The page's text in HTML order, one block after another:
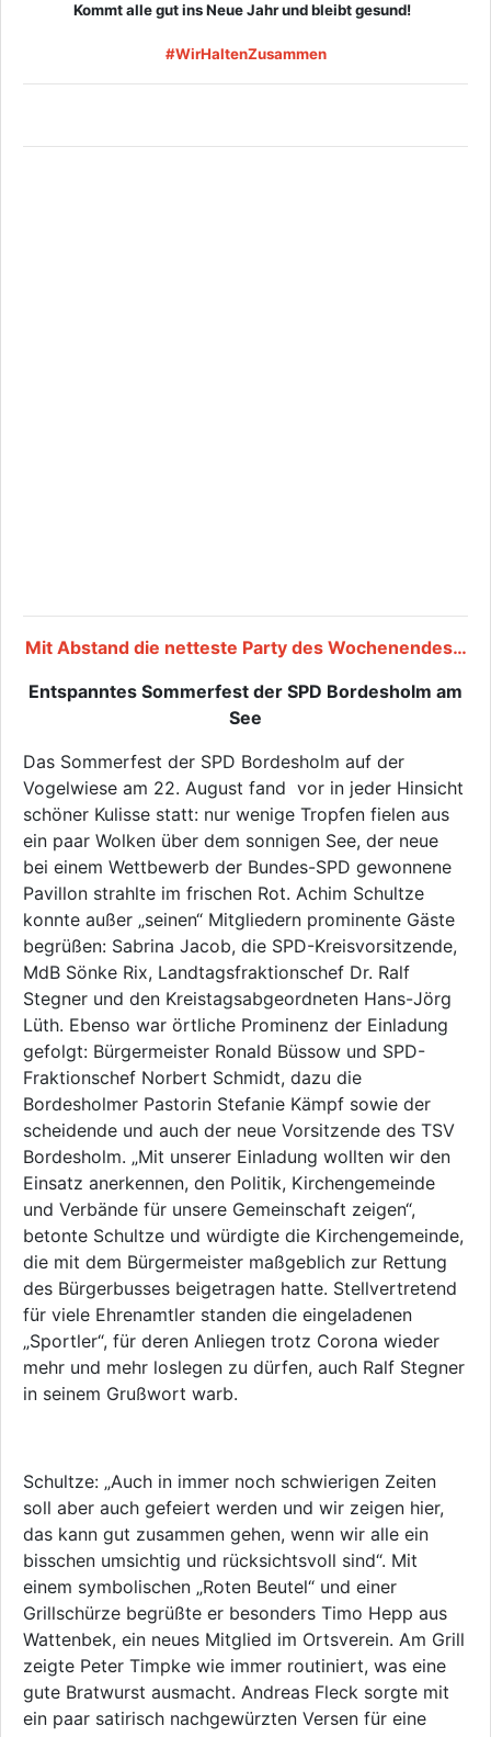
Kommt alle gut ins Neue Jahr und bleibt gesund!
#WirHaltenZusammen
Mit Abstand die netteste Party des Wochenendes…
Entspanntes Sommerfest der SPD Bordesholm am
See
Das Sommerfest der SPD Bordesholm auf der
Vogelwiese am 22. August fand vor in jeder Hinsicht
schöner Kulisse statt: nur wenige Tropfen fielen aus
ein paar Wolken über dem sonnigen See, der neue
bei einem Wettbewerb der Bundes-SPD gewonnene
Pavillon strahlte im frischen Rot. Achim Schultze
konnte außer „seinen“ Mitgliedern prominente Gäste
begrüßen: Sabrina Jacob, die SPD-Kreisvorsitzende,
MdB Sönke Rix, Landtagsfraktionschef Dr. Ralf
Stegner und den Kreistagsabgeordneten Hans-Jörg
Lüth. Ebenso war örtliche Prominenz der Einladung
gefolgt: Bürgermeister Ronald Büssow und SPD-
Fraktionschef Norbert Schmidt, dazu die
Bordesholmer Pastorin Stefanie Kämpf sowie der
scheidende und auch der neue Vorsitzende des TSV
Bordesholm. „Mit unserer Einladung wollten wir den
Einsatz anerkennen, den Politik, Kirchengemeinde
und Verbände für unsere Gemeinschaft zeigen“,
betonte Schultze und würdigte die Kirchengemeinde,
die mit dem Bürgermeister maßgeblich zur Rettung
des Bürgerbusses beigetragen hatte. Stellvertretend
für viele Ehrenamtler standen die eingeladenen
„Sportler“, für deren Anliegen trotz Corona wieder
mehr und mehr loslegen zu dürfen, auch Ralf Stegner
in seinem Grußwort warb.
Schultze: „Auch in immer noch schwierigen Zeiten
soll aber auch gefeiert werden und wir zeigen hier,
das kann gut zusammen gehen, wenn wir alle ein
bisschen umsichtig und rücksichtsvoll sind“. Mit
einem symbolischen „Roten Beutel“ und einer
Grillschürze begrüßte er besonders Timo Hepp aus
Wattenbek, ein neues Mitglied im Ortsverein. Am Grill
zeigte Peter Timpke wie immer routiniert, was eine
gute Bratwurst ausmacht. Andreas Fleck sorgte mit
ein paar satirisch nachgewürzten Versen für eine